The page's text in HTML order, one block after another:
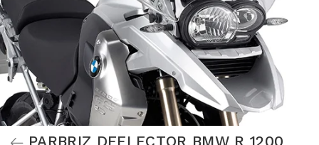
PARBRIZ DEFLECTOR BMW R 1200